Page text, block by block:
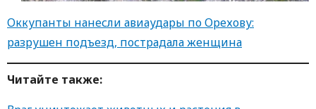
Оккупанты нанесли авиаудары по Орехову:
разрушен подъезд, пострадала женщина
Читайте также: